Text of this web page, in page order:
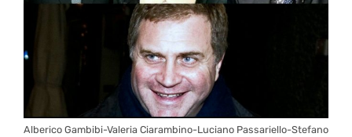
Alberico Gambibi-Valeria Ciarambino-Luciano Passariello-Stefano